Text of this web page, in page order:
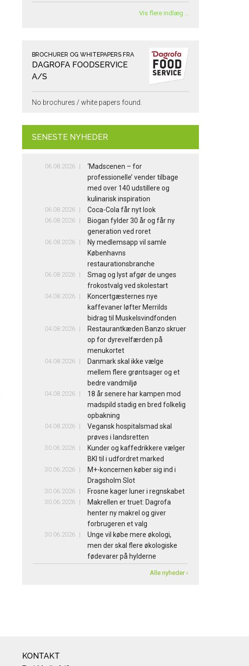
Vis flere indlæg …
BROCHURER OG WHITEPAPERS FRA
DAGROFA FOODSERVICE
A/S
No brochures / white papers found.
SENESTE NYHEDER
06.08.2026
‘Madscenen – for
professionelle’ vender tilbage
med over 140 udstillere og
kulinarisk inspiration
06.08.2026 Coca-Cola får nyt look
06.08.2026
Biogan fylder 30 år og får ny
generation ved roret
06.08.2026
Ny medlemsapp vil samle
Københavns
restaurationsbranche
06.08.2026
Smag og lyst afgør de unges
frokostvalg ved skolestart
04.08.2026
Koncertgæsternes nye
kaffevaner løfter Merrilds
bidrag til Muskelsvindfonden
04.08.2026
Restaurantkæden Banzo skruer
op for dyrevelfærden på
menukortet
04.08.2026
Danmark skal ikke vælge
mellem flere grøntsager og et
bedre vandmiljø
04.08.2026
18 år senere har kampen mod
madspild stadig en bred folkelig
opbakning
04.08.2026
Vegansk hospitalsmad skal
prøves i landsretten
30.06.2026
Kunder og kaffedrikkere vælger
BKI til i udfordret marked
30.06.2026
M+-koncernen køber sig ind i
Dragsholm Slot
30.06.2026 Frosne kager luner i regnskabet
30.06.2026
Makrellen er truet: Dagrofa
henter ny makrel og giver
forbrugeren et valg
30.06.2026
Unge vil købe mere økologi,
men der skal flere økologiske
fødevarer på hylderne
Alle nyheder ›
KONTAKT